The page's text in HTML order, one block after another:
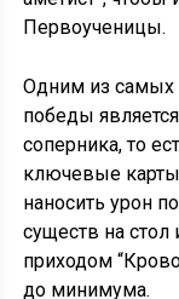
Первоученицы.
Одним из самых
победы
соперника, то
ключевые карты
наносить урон
существ на стол
приходом
до минимума.